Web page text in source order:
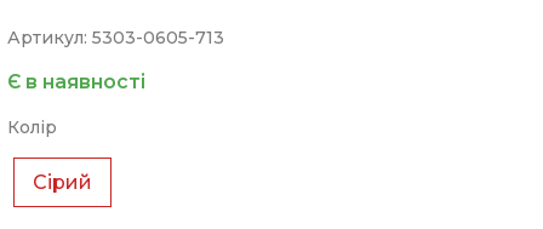
Артикул: 5303-0605-713
Є в наявності
Колір
Сірий